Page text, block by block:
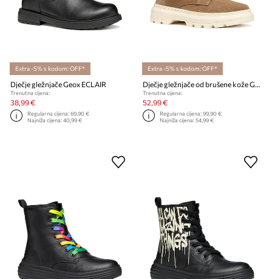
Extra -5% s kodom: OFF*
Dječje gležnjače Geox ECLAIR
Trenutna cijena:
38,99 €
Regularna cijena:69,90 €
Najniža cijena:40,99 €
Extra -5% s kodom: OFF*
Dječje gležnjače od brušene kože Geox KIDDARTAH
Trenutna cijena:
52,99 €
Regularna cijena:99,90 €
Najniža cijena:54,99 €